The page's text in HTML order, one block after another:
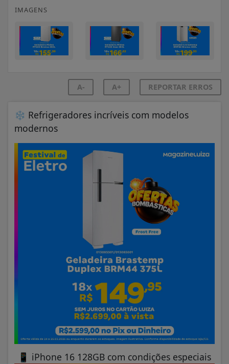
IMAGENS
A- A+ REPORTAR ERROS
❄️ Refrigeradores incríveis com modelos
modernos
📱 iPhone 16 128GB com condições especiais